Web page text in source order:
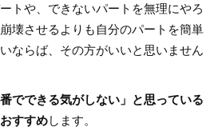
トや、できないパートを無理にやろ
壊させるよりも自分のパートを簡単
ならば、その方がいいと思いません
でできる気がしない」と思っている
すすめします。